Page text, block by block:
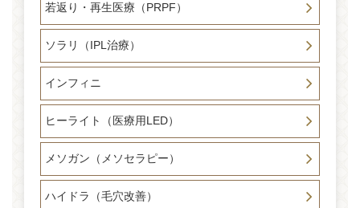
若返り・再生医療（PRPF）
ソラリ（IPL治療）
インフィニ
ヒーライト（医療用LED）
メソガン（メソセラピー）
ハイドラ（毛穴改善）